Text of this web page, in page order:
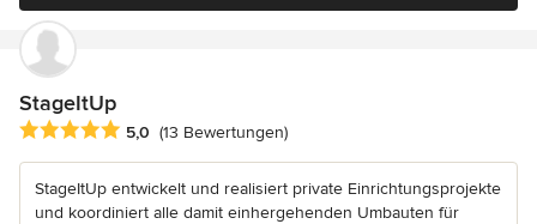
StageItUp
Durchschnittliche Bewertung: 5 von 5 Sternen
5,0 (13 Bewertungen)
StageItUp entwickelt und realisiert private Einrichtungsprojekte
und koordiniert alle damit einhergehenden Umbauten für